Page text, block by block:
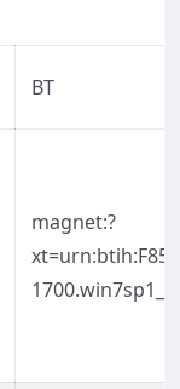
BT
magnet:?